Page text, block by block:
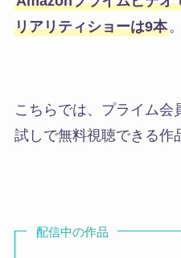
リアリティショーは9本。
こちらでは、プライム会
試しで無料視聴できる作
配信中の作品